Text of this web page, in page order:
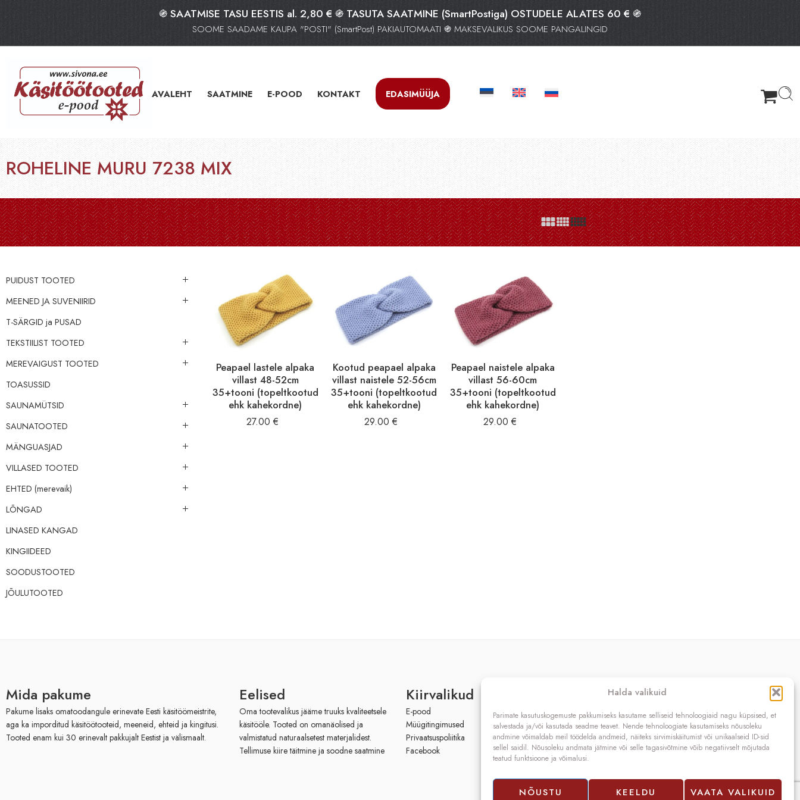
֍ SAATMISE TASU EESTIS al. 2,80 € ֍ TASUTA SAATMINE (SmartPostiga) OSTUDELE ALATES 60 € ֍
SOOME SAADAME KAUPA "POSTI" (SmartPost) PAKIAUTOMAATI ֍ MAKSEVALIKUS SOOME PANGALINGID
Halda valikuid
Parimate kasutuskogemuste pakkumiseks kasutame selliseid tehnoloogiaid nagu küpsised, et
salvestada ja/või kasutada seadme teavet. Nende tehnoloogiate kasutamiseks nõusoleku
andmine võimaldab meil töödelda andmeid, näiteks sirvimiskäitumist või unikaalseid ID-sid
sellel saidil. Nõusoleku andmata jätmine või selle tagasivõtmine võib negatiivselt mõjutada
teatud funktsioone ja võimalusi.
NÕUSTU KEELDU VAATA VALIKUID
AVALEHT SAATMINE E-POOD KONTAKT EDASIMÜÜJA
ROHELINE MURU 7238 MIX
Peapael lastele alpaka
villast 48-52cm
35+tooni (topeltkootud
ehk kahekordne)
27.00 €
Kootud peapael alpaka
villast naistele 52-56cm
35+tooni (topeltkootud
ehk kahekordne)
29.00€
Peapael naistele alpaka
villast 56-60cm
35+tooni (topeltkootud
ehk kahekordne)
29.00 €
PUIDUST TOOTED
MEENED JA SUVENIIRID
‪‪‪T-SÄRGID‬‬‬ ja PUSAD
TEKSTIILIST TOOTED
MEREVAIGUST TOOTED
TOASUSSID
SAUNAMÜTSID
SAUNATOOTED
MÄNGUASJAD
VILLASED TOOTED
EHTED (merevaik)
LÕNGAD
LINASED KANGAD
KINGIIDEED
SOODUSTOOTED
JÕULUTOOTED
Mida pakume
Pakume lisaks omatoodangule erinevate Eesti käsitöömeistrite,
aga ka imporditud käsitöötooteid, meeneid, ehteid ja kingitusi.
Tooted enam kui 30 erinevalt pakkujalt Eestist ja välismaalt.
Eelised
Oma tootevalikus jääme truuks kvaliteetsele
käsitööle. Tooted on omanäolised ja
valmistatud naturaalsetest materjalidest.
Tellimuse kiire täitmine ja soodne saatmine
Kiirvalikud
E-pood
Müügitingimused
Privaatsuspoliitika
Facebook
Kontakt
OÜ SIVONA
Raudtee põik 2, Paikuse,
Pärnumaa 86602, Eesti
Registrikood: 10208888
KMKR nr.: EE100140093
Telefon: (+372) 5272419
info@sivona.ee